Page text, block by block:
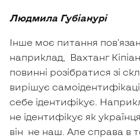
Людмила Губіанурі
Інше моє питання
наприклад, Вахтанг
повинні розібратися зі
вирішує
себе ідентифікує.
не ідентифікує як
він не наш. Але справа в